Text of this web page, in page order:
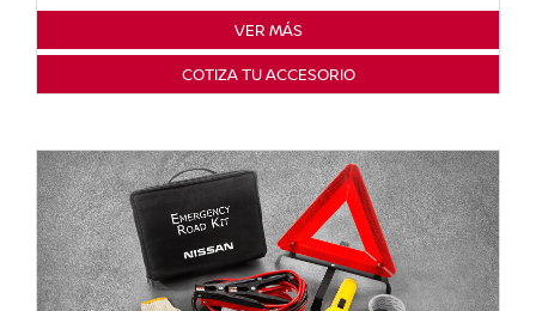
VER MÁS
COTIZA TU ACCESORIO